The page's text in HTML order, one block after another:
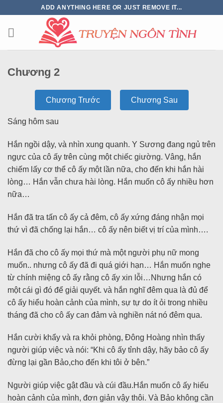
ADD ANYTHING HERE OR JUST REMOVE IT...
Chương 2
Chương Trước Chương Sau
Sáng hôm sau
Hắn ngồi dậy, và nhìn xung quanh. Y Sương đang ngủ trên
ngực của cô ấy trên cùng một chiếc giường. Vâng, hắn
chiếm lấy cơ thể cô ấy một lần nữa, cho đến khi hắn hài
lòng… Hắn vẫn chưa hài lòng. Hắn muốn cô ấy nhiều hơn
nữa…
Hắn đã tra tấn cô ấy cả đêm, cô ấy xứng đáng nhận mọi
thứ vì đã chống lại hắn… cô ấy nên biết vị trí của mình….
Hắn đã cho cô ấy mọi thứ mà một người phụ nữ mong
muốn.. nhưng cô ấy đã đi quá giới hạn… Hắn muốn nghe
từ chính miệng cô ấy rằng cô ấy xin lỗi…Nhưng hắn có
một cái gì đó để giải quyết. và hắn nghĩ đêm qua là đủ để
cô ấy hiểu hoàn cảnh của mình, sự tự do ít ỏi trong nhiều
tháng đã cho cô ấy can đảm và nghiền nát nó đêm qua.
Hắn cười khẩy và ra khỏi phòng, Đông Hoàng nhìn thấy
người giúp việc và nói: “Khi cô ấy tỉnh dậy, hãy bảo cô ấy
đừng lại gần Bảo,cho đến khi tôi ở bên.”
Người giúp việc gật đầu và cúi đầu.Hắn muốn cô ấy hiểu
hoàn cảnh của mình, đơn giản vậy thôi. Và Bảo không cần